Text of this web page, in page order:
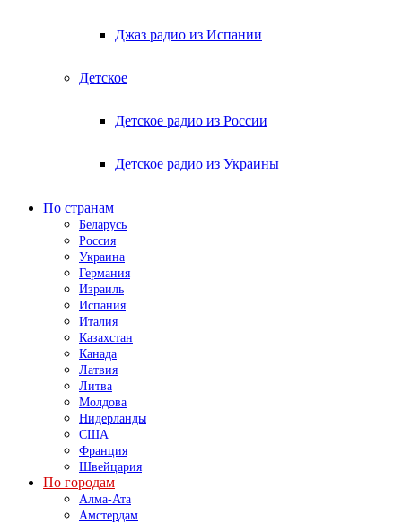
Джаз радио из Испании
Детское
Детское радио из России
Детское радио из Украины
По странам
Беларусь
Россия
Украина
Германия
Израиль
Испания
Италия
Казахстан
Канада
Латвия
Литва
Молдова
Нидерланды
США
Франция
Швейцария
По городам
Алма-Ата
Амстердам